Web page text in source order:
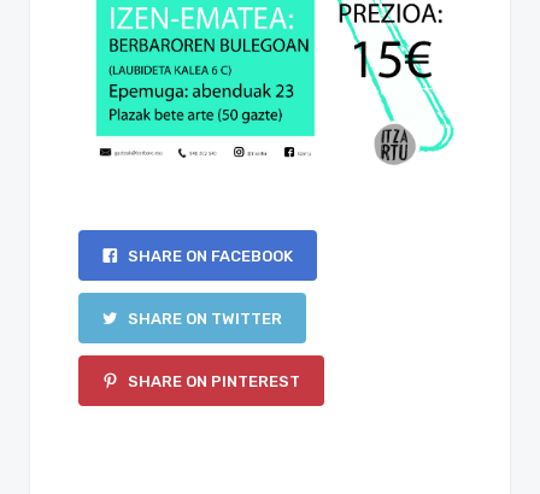
SHARE ON FACEBOOK
SHARE ON TWITTER
SHARE ON PINTEREST